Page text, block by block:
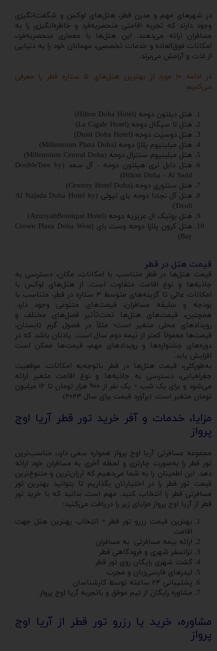
در شهرهای مهم و مدرن قطر، هتل‌های لوکس و شگفت‌انگیزی
وجود دارند که تجربه اقامتی منحصربه‌فرد و خاطره‌انگیزی را به
مسافران ارائه می‌دهند. این هتل‌ها با معماری منحصربه‌فرد،
امکانات فوق‌العاده و خدمات تخصصی، مهمانان خود را به دنیایی
از لذت و آرامش می‌برند.
در ادامه ۱۰ مورد از بهترین هتل‌های ۵ ستاره قطر را معرفی
می‌کنیم:
هتل دیلتون دوحه (Hilton Doha Hotel)
هتل لا سیگال دوحه (La Cigale Hotel)
هتل دوسیت دوحه (Dusit Doha Hotel)
هتل میلینیوم پلازا دوحه (Millennium Plaza Doha)
هتل میلینیوم سنترال دوحه (Millennium Central Doha)
هتل دابل تری هیلتون دوحه - آل سعد (DoubleTree by
Hilton Doha - Al Sadd)
هتل سنتوری دوحه (Century Hotel Doha)
هتل آل نجادا دوحه بای تیولی (Al Najada Doha Hotel by
Tivoli)
هتل بوتیک ال عزیزیه دوحه (AziziyahBoutique Hotel)
هتل کرون پلازا دوحه وست بای (Crown Plaza Doha West
Bay)
قیمت هتل در قطر
قیمت هتل‌ها در قطر متناسب با امکانات، مکان، دسترسی به
جاذبه‌ها و نوع اقامت متفاوت است. از هتل‌های لوکس با
امکانات عالی تا گزینه‌های متوسط ۳ ستاره در قطر، متناسب با
بودجه و سلیقه مسافران، قیمت‌های متنوعی وجود دارد.
همچنین، قیمت‌های هتل‌ها تحت‌تأثیر فصل‌های مختلف و
رویدادهای محلی متغیر است؛ مثلاً در فصول گرم تابستان،
قیمت‌ها معمولاً کمتر از نیمه دوم سال است. یادتان باشد که در
دوره‌های جشنواره‌ها و رویدادهای مهم، قیمت‌ها ممکن است
افزایش یابد.
به‌طورکلی، قیمت‌ هتل‌ها در قطر باتوجه‌به امکانات، موقعیت
جغرافیایی، دسترسی به جاذبه‌ها و نوع اقامت متغیر ارائه
می‌شود و برای یک شب + یک نفر از ۹۰۰ هزار تومان تا ۱۶ میلیون
تومان متغیر است. (برآورد قیمت برای سال ۲۰۲۳)
مزایا، خدمات و آفر خرید تور قطر آریا اوج
پرواز
مجموعه مسافرتی آریا اوج پرواز همواره سعی دارد، مناسب‌ترین
تور قطر را به‌صورت چارتری و لحظه آخری به مسافران خود ارائه
دهد. این اطمینان را به شما می‌دهیم که ارزان‌ترین و متنوع‌ترین
قیمت تور قطر را در اختیارتان بگذاریم تا بتوانید بهترین تور
مسافرتی قطر را انتخاب کنید. مهم است بدانید که با خرید تور
قطر از آریا اوج پرواز مزایای زیر را دریافت می‌کنید:
بهترین قیمت رزرو تور قطر + انتخاب بهترین هتل جهت
اقامت
ارائه بیمه مسافرتی به مسافران
ترانسفر شهری و فرودگاهی قطر
گشت شهری رایگان روی تور قطر
لیدرهای فارسی‌زبان و مجرب
پشتیبانی ۲۴ ساعته توسط کارشناسان
مشاوره رایگان از تیم موفق و باتجربه آریا اوج پرواز
مشاوره، خرید یا رزرو تور قطر از آریا اوج
پرواز